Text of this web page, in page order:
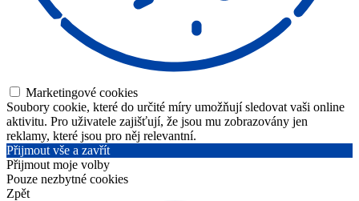
Marketingové cookies
Soubory cookie, které do určité míry umožňují sledovat vaši online
aktivitu. Pro uživatele zajišťují, že jsou mu zobrazovány jen
reklamy, které jsou pro něj relevantní.
Přijmout vše a zavřít
Přijmout moje volby
Pouze nezbytné cookies
Zpět